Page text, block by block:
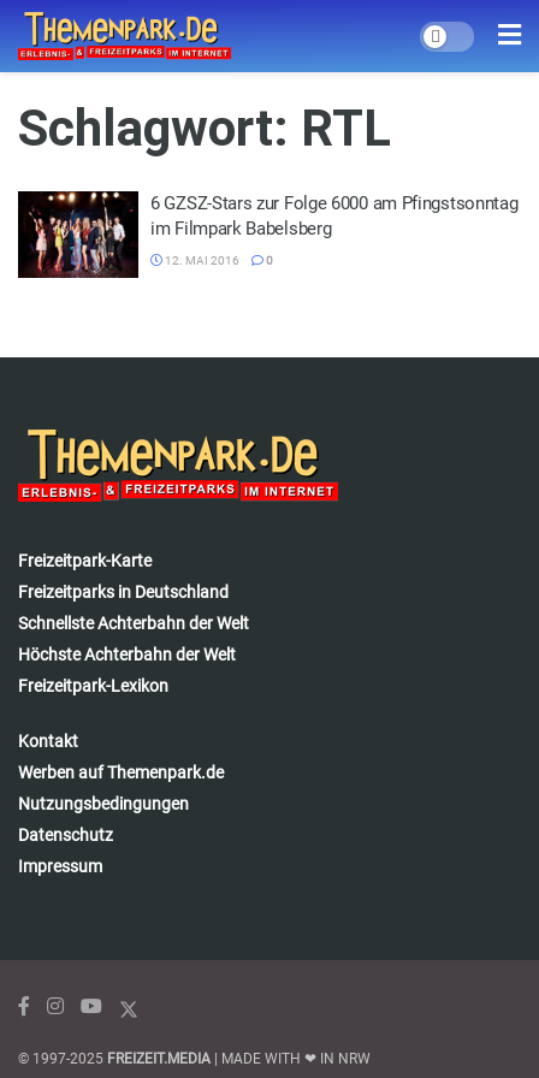
Schlagwort: RTL
6 GZSZ-Stars zur Folge 6000 am Pfingstsonntag
im Filmpark Babelsberg
12. MAI 2016 0
Freizeitpark-Karte
Freizeitparks in Deutschland
Schnellste Achterbahn der Welt
Höchste Achterbahn der Welt
Freizeitpark-Lexikon
Kontakt
Werben auf Themenpark.de
Nutzungsbedingungen
Datenschutz
Impressum
© 1997-2025 FREIZEIT.MEDIA | MADE WITH ❤ IN NRW